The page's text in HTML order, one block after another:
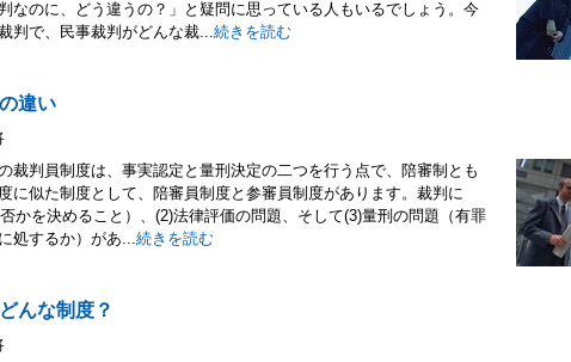
なのに、どう違うの？」と疑問に思っている人もいるでしょう。今
判で、民事裁判がどんな裁...続きを読む
違い
裁判員制度は、事実認定と量刑決定の二つを行う点で、陪審制とも
に似た制度として、陪審員制度と参審員制度があります。裁判に
かを決めること）、(2)法律評価の問題、そして(3)量刑の問題（有罪
処するか）があ...続きを読む
んな制度？